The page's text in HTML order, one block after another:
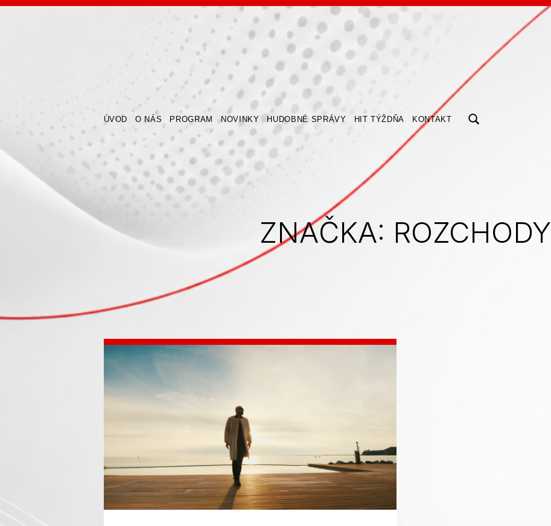
ÚVOD O NÁS PROGRAM NOVINKY HUDOBNÉ SPRÁVY HIT TÝŽDŇA KONTAKT
ZNAČKA: ROZCHODY